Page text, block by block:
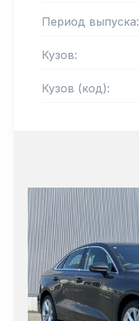
Период выпуска:
Кузов:
Кузов (код):